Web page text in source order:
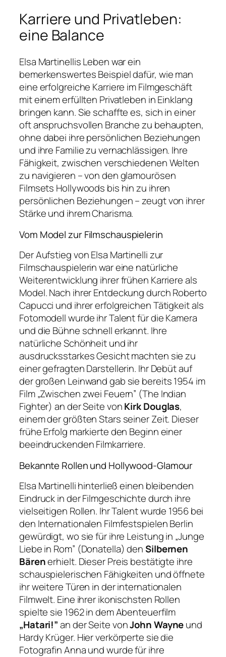
Karriere und Privatleben:
eine Balance
Elsa Martinellis Leben war ein
bemerkenswertes Beispiel dafür, wie man
eine erfolgreiche Karriere im Filmgeschäft
mit einem erfüllten Privatleben in Einklang
bringen kann. Sie schaffte es, sich in einer
oft anspruchsvollen Branche zu behaupten,
ohne dabei ihre persönlichen Beziehungen
und ihre Familie zu vernachlässigen. Ihre
Fähigkeit, zwischen verschiedenen Welten
zu navigieren – von den glamourösen
Filmsets Hollywoods bis hin zu ihren
persönlichen Beziehungen – zeugt von ihrer
Stärke und ihrem Charisma.
Vom Model zur Filmschauspielerin
Der Aufstieg von Elsa Martinelli zur
Filmschauspielerin war eine natürliche
Weiterentwicklung ihrer frühen Karriere als
Model. Nach ihrer Entdeckung durch Roberto
Capucci und ihrer erfolgreichen Tätigkeit als
Fotomodell wurde ihr Talent für die Kamera
und die Bühne schnell erkannt. Ihre
natürliche Schönheit und ihr
ausdrucksstarkes Gesicht machten sie zu
einer gefragten Darstellerin. Ihr Debüt auf
der großen Leinwand gab sie bereits 1954 im
Film „Zwischen zwei Feuern” (The Indian
Fighter) an der Seite vonKirk Douglas,
einem der größten Stars seiner Zeit. Dieser
frühe Erfolg markierte den Beginn einer
beeindruckenden Filmkarriere.
Bekannte Rollen und Hollywood-Glamour
Elsa Martinelli hinterließ einen bleibenden
Eindruck in der Filmgeschichte durch ihre
vielseitigen Rollen. Ihr Talent wurde 1956 bei
den Internationalen Filmfestspielen Berlin
gewürdigt, wo sie für ihre Leistung in „Junge
Liebe in Rom” (Donatella) denSilbernen
Bärenerhielt. Dieser Preis bestätigte ihre
schauspielerischen Fähigkeiten und öffnete
ihr weitere Türen in der internationalen
Filmwelt. Eine ihrer ikonischsten Rollen
spielte sie 1962 in dem Abenteuerfilm
„Hatari!”an der Seite vonJohn Wayneund
Hardy Krüger. Hier verkörperte sie die
Fotografin Anna und wurde für ihre